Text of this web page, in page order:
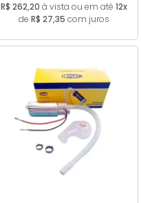
R$ 262,20 à vista ou em até 12x
de R$ 27,35 com juros